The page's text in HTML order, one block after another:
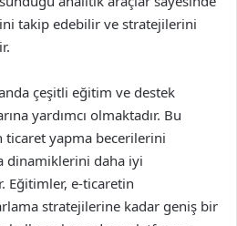
takip edebilir ve stratejilerini
çeşitli eğitim ve destek
yardımcı olmaktadır. Bu
yapma becerilerini
dinamiklerini daha iyi
Eğitimler, e-ticaretin
stratejilerine kadar geniş bir